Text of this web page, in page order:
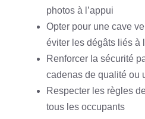
photos à l’appui
Opter pour une cave
éviter les dégâts liés à
Renforcer la sécurité
cadenas de qualité ou
Respecter les règles
tous les occupants